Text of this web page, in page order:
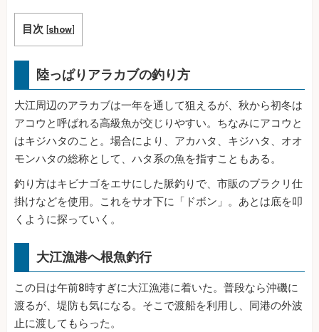
目次 [show]
陸っぱりアラカブの釣り方
大江周辺のアラカブは一年を通して狙えるが、秋から初冬は
アコウと呼ばれる高級魚が交じりやすい。ちなみにアコウと
はキジハタのこと。場合により、アカハタ、キジハタ、オオ
モンハタの総称として、ハタ系の魚を指すこともある。
釣り方はキビナゴをエサにした脈釣りで、市販のブラクリ仕
掛けなどを使用。これをサオ下に「ドボン」。あとは底を叩
くように探っていく。
大江漁港へ根魚釣行
この日は午前8時すぎに大江漁港に着いた。普段なら沖磯に
渡るが、堤防も気になる。そこで渡船を利用し、同港の外波
止に渡してもらった。